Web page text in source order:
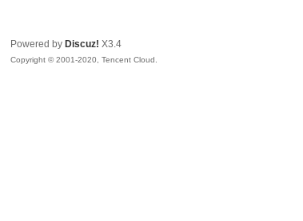
Powered by Discuz! X3.4
Copyright © 2001-2020, Tencent Cloud.